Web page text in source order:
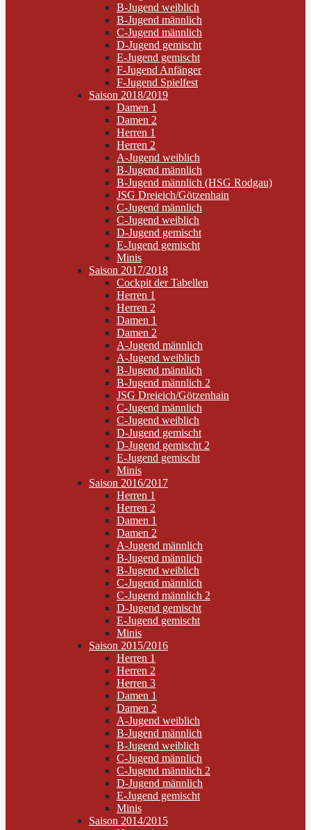
B-Jugend weiblich
B-Jugend männlich
C-Jugend männlich
D-Jugend gemischt
E-Jugend gemischt
F-Jugend Anfänger
F-Jugend Spielfest
Saison 2018/2019
Damen 1
Damen 2
Herren 1
Herren 2
A-Jugend weiblich
B-Jugend männlich
B-Jugend männlich (HSG Rodgau)
JSG Dreieich/Götzenhain
C-Jugend männlich
C-Jugend weiblich
D-Jugend gemischt
E-Jugend gemischt
Minis
Saison 2017/2018
Cockpit der Tabellen
Herren 1
Herren 2
Damen 1
Damen 2
A-Jugend männlich
A-Jugend weiblich
B-Jugend männlich
B-Jugend männlich 2
JSG Dreieich/Götzenhain
C-Jugend männlich
C-Jugend weiblich
D-Jugend gemischt
D-Jugend gemischt 2
E-Jugend gemischt
Minis
Saison 2016/2017
Herren 1
Herren 2
Damen 1
Damen 2
A-Jugend männlich
B-Jugend männlich
B-Jugend weiblich
C-Jugend männlich
C-Jugend männlich 2
D-Jugend gemischt
E-Jugend gemischt
Minis
Saison 2015/2016
Herren 1
Herren 2
Herren 3
Damen 1
Damen 2
A-Jugend weiblich
B-Jugend männlich
B-Jugend weiblich
C-Jugend männlich
C-Jugend männlich 2
D-Jugend männlich
E-Jugend gemischt
Minis
Saison 2014/2015